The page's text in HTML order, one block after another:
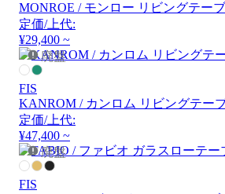
MONROE / モンロー リビングテー
定価/上代:
¥29,400 ~
廃盤
FIS
KANROM / カンロム リビングテー
定価/上代:
¥47,400 ~
廃盤
FIS